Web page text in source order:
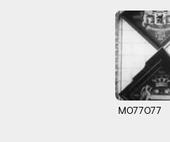
M077077